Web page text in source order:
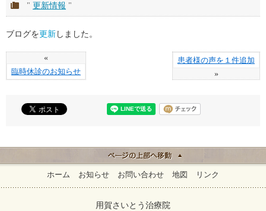
" 更新情報 "
ブログを更新しました。
«
臨時休診のお知らせ
患者様の声を１件追加
»
ホーム お知らせ お問い合わせ 地図 リンク
用賀さいとう治療院